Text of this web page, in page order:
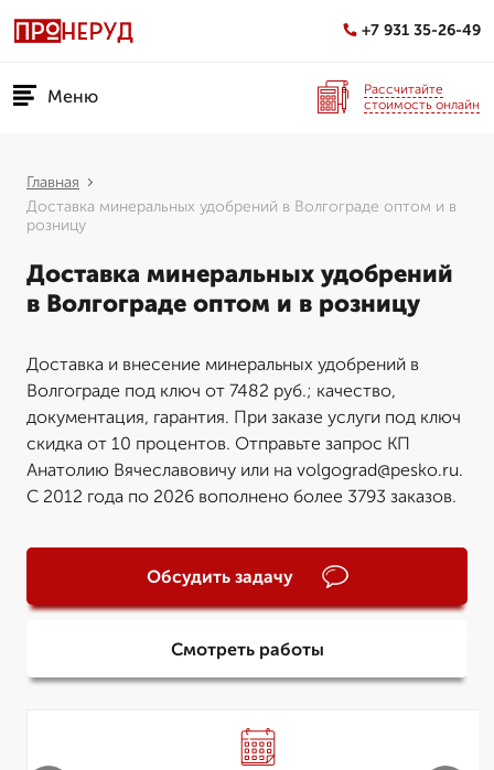
+7 931 35-26-49
Меню
Рассчитайте
стоимость онлайн
Главная
Доставка минеральных удобрений в Волгограде оптом и в
розницу
Доставка минеральных удобрений
в Волгограде оптом и в розницу
Доставка и внесение минеральных удобрений в
Волгограде под ключ от 7482 руб.; качество,
документация, гарантия. При заказе услуги под ключ
скидка от 10 процентов. Отправьте запрос КП
Анатолию Вячеславовичу или на volgograd@pesko.ru.
С 2012 года по 2026 вополнено более 3793 заказов.
Обсудить задачу
Смотреть работы